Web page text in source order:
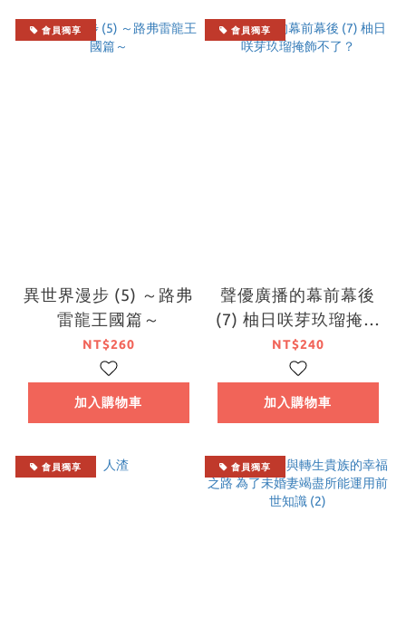
會員獨享
異世界漫步 (5) ～路弗
雷龍王國篇～
NT$260
加入購物車
會員獨享
聲優廣播的幕前幕後
(7) 柚日咲芽玖瑠掩飾
不了？
NT$240
加入購物車
會員獨享 會員獨享